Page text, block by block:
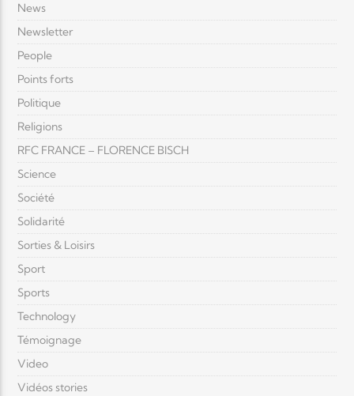
News
Newsletter
People
Points forts
Politique
Religions
RFC FRANCE – FLORENCE BISCH
Science
Société
Solidarité
Sorties & Loisirs
Sport
Sports
Technology
Témoignage
Video
Vidéos stories